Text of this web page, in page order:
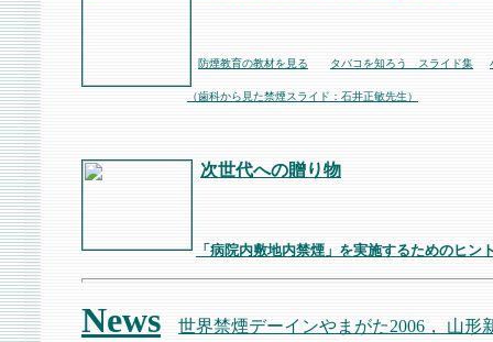
防煙教育の教材を見る タバコを知ろう スライド集
（歯科から見た禁煙スライド：石井正敏先生）
次世代への贈り物
「病院内敷地内禁煙」を実施するためのヒン
News 世界禁煙デーインやまがた2006， 山形